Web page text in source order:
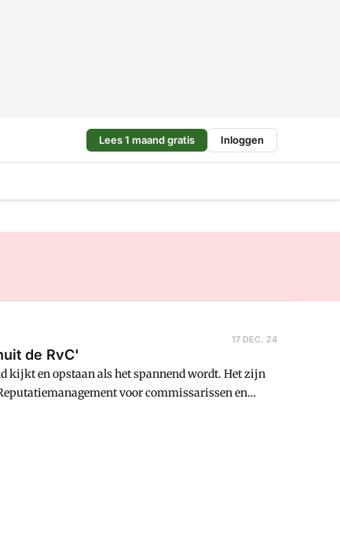
Lees 1 maand gratis Inloggen
17 DEC. 24
de RvC'
kijkt en opstaan als het spannend wordt. Het zijn
voor commissarissen en